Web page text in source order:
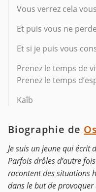
Vous verrez cela
Et puis vous ne
Et si je puis vous
Prenez le temps de
Prenez le temps
Kaîb
Biographie de
Je suis un jeune qui écrit
Parfois drôles d’autre
racontent des situations
dans le but de provoquer